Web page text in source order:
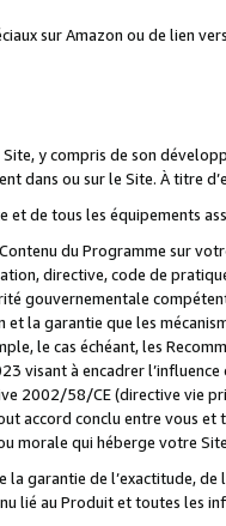
sur Amazon ou de lien
y compris de son
dans ou sur le Site. À titre
et de tous les équipements
du Programme sur
directive, code de
gouvernementale
la garantie que les
le cas échéant, les
visant à encadrer
2002/58/CE (directive vie
accord conclu entre vous
morale qui héberge votre
la garantie de l’exactitude,
lié au Produit et toutes les